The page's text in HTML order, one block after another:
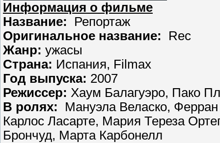
Информация о фильме
Название: Репортаж
Оригинальное название: Rec
Жанр: ужасы
Страна: Испания, Filmax
Год выпуска: 2007
Режиссер: Хаум Балагуэро, Пако
В ролях: Мануэла Веласко,
Карлос Ласарте, Мария Тереза
Брончуд, Марта Карбонелл